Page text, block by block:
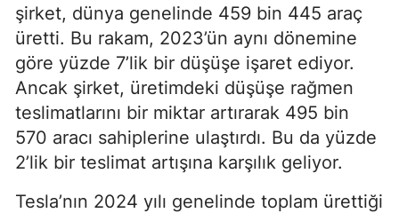
şirket, dünya genelinde 459 bin 445 araç
üretti. Bu rakam, 2023’ün aynı dönemine
göre yüzde 7’lik bir düşüşe işaret ediyor.
Ancak şirket, üretimdeki düşüşe rağmen
teslimatlarını bir miktar artırarak 495 bin
570 aracı sahiplerine ulaştırdı. Bu da yüzde
2’lik bir teslimat artışına karşılık geliyor.
Tesla’nın 2024 yılı genelinde toplam ürettiği